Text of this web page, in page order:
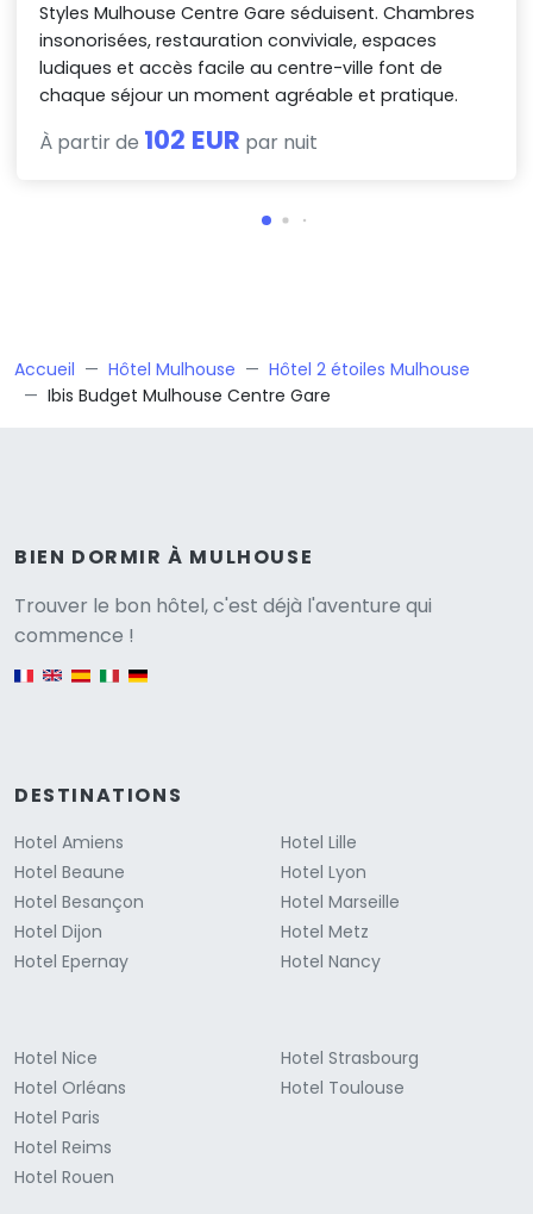
Styles Mulhouse Centre Gare séduisent. Chambres
insonorisées, restauration conviviale, espaces
ludiques et accès facile au centre-ville font de
chaque séjour un moment agréable et pratique.
À partir de 102 EUR par nuit
Accueil Hôtel Mulhouse
Hôtel 2 étoiles Mulhouse
Ibis Budget Mulhouse Centre Gare
BIEN DORMIR À MULHOUSE
Trouver le bon hôtel, c'est déjà l'aventure qui
commence !
English version
DESTINATIONS
Hotel Amiens
Hotel Beaune
Hotel Besançon
Hotel Dijon
Hotel Epernay
Hotel Lille
Hotel Lyon
Hotel Marseille
Hotel Metz
Hotel Nancy
Hotel Nice
Hotel Orléans
Hotel Paris
Hotel Reims
Hotel Rouen
Hotel Strasbourg
Hotel Toulouse